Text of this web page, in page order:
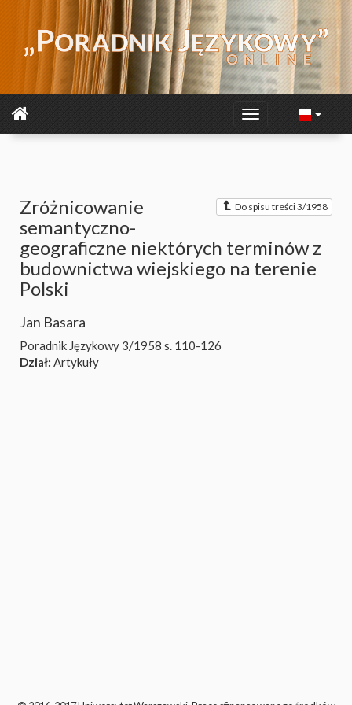
Do spisu treści 3/1958
Zróżnicowanie
semantyczno-
geograficzne niektórych terminów z
budownictwa wiejskiego na terenie
Polski
Jan Basara
Poradnik Językowy 3/1958 s. 110-126
Dział: Artykuły